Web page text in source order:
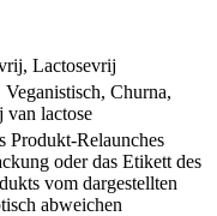
Lactosevrij
Churna,
lactose
Produkt-Relaunches
oder das Etikett des
vom dargestellten
abweichen